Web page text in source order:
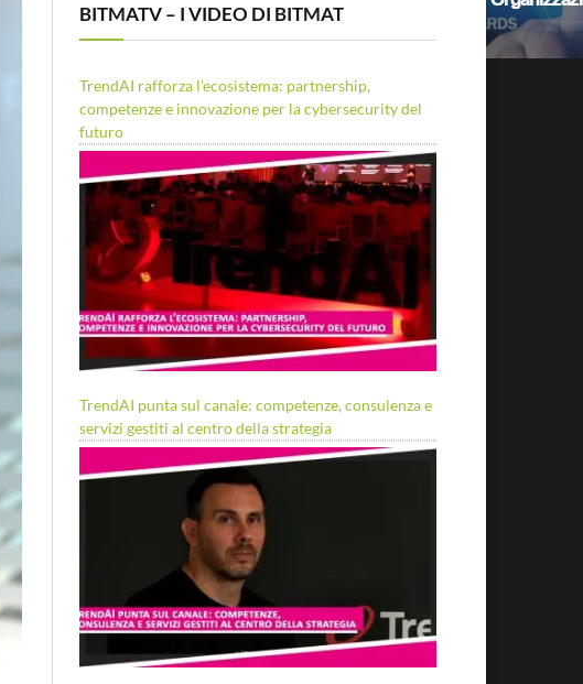
BITMATV – I VIDEO DI BITMAT
TrendAI rafforza l’ecosistema: partnership,
competenze e innovazione per la cybersecurity del
futuro
TrendAI punta sul canale: competenze, consulenza e
servizi gestiti al centro della strategia